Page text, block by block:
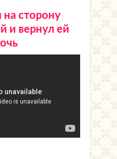
на сторону
и вернул ей